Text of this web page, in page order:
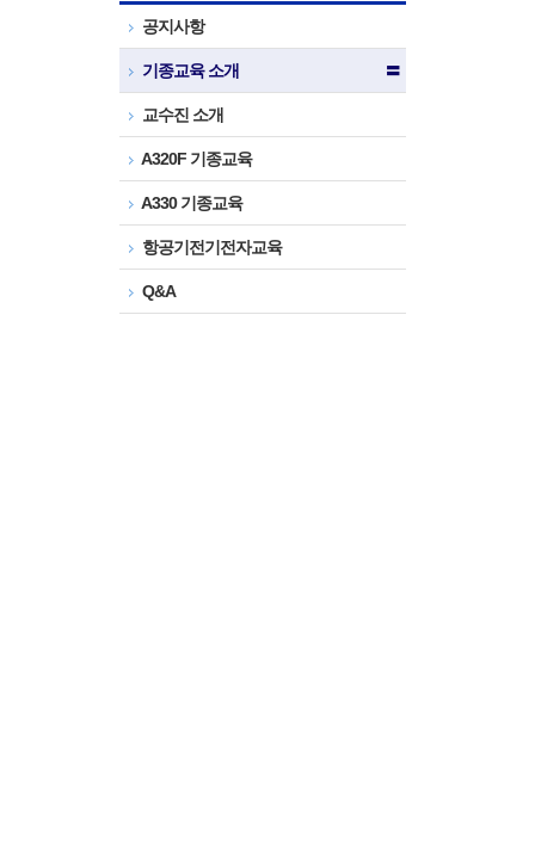
공지사항
기종교육 소개 〓
교수진 소개
A320F 기종교육
A330 기종교육
항공기전기전자교육
Q&A